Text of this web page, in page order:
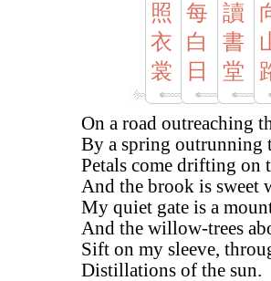
照
衣
裳
每
白
日
讀
書
堂
On a road outreaching
By a spring outrunning
Petals come drifting on
And the brook is sweet
My quiet gate is a
And the willow-trees
Sift on my sleeve,
Distillations of the sun.